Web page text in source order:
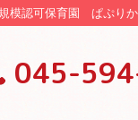
模認可保育園 ぱぷりか
045-